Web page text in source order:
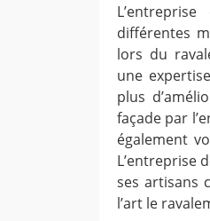
différentes
lors du
une
plus
façade par
également
L’entreprise
ses artisans
l’art le